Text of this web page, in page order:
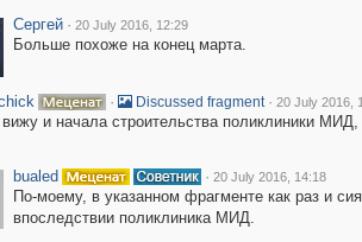
Сергей · 20 July 2016, 12:29
Больше похоже на конец марта.
· Discussed fragment · 20 July 2016,
и начала строительства поликлиники
bualed · 20 July 2016, 14:18
По-моему, в указанном фрагменте как раз и
впоследствии поликлиника МИД.